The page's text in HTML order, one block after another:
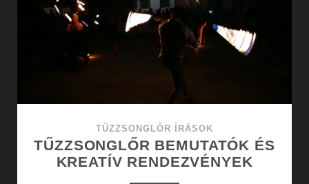
TŰZZSONGLŐR ÍRÁSOK
TŰZZSONGLŐR BEMUTATÓK ÉS
KREATÍV RENDEZVÉNYEK